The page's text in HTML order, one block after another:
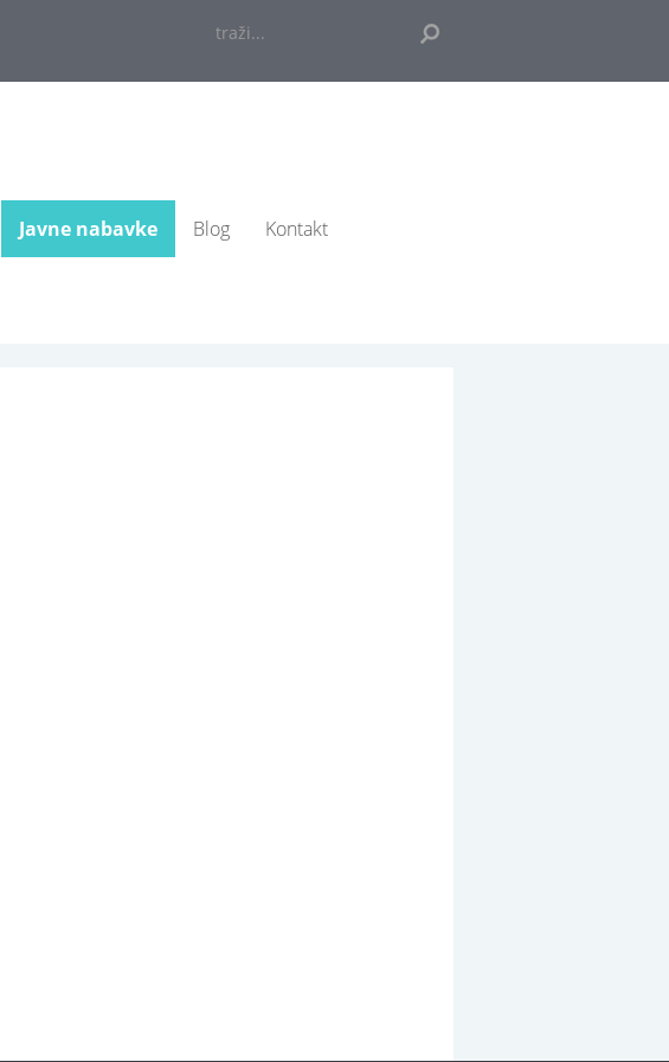
traži...
Javne nabavke Blog Kontakt